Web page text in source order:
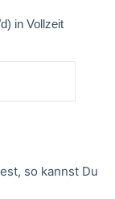
in Vollzeit
so kannst Du